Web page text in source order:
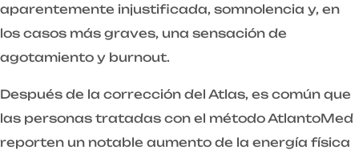
aparentemente injustificada, somnolencia y, en
los casos más graves, una sensación de
agotamiento y burnout.
Después de la corrección del Atlas, es común que
las personas tratadas con el método AtlantoMed
reporten un notable aumento de la energía física